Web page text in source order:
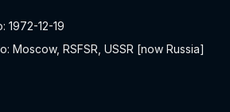
1972-12-19
Moscow, RSFSR, USSR [now Russia]